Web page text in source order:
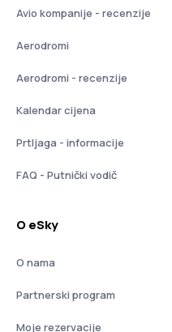
Avio kompanije - recenzije
Aerodromi
Aerodromi - recenzije
Kalendar cijena
Prtljaga - informacije
FAQ - Putnički vodič
O eSky
O nama
Partnerski program
Moje rezervacije